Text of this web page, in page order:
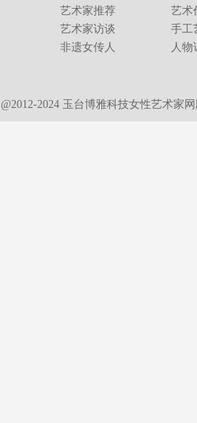
艺术家推荐
艺术家访谈
非遗女传人
艺术
手工
人物
@2012-2024 玉台博雅科技女性艺术家